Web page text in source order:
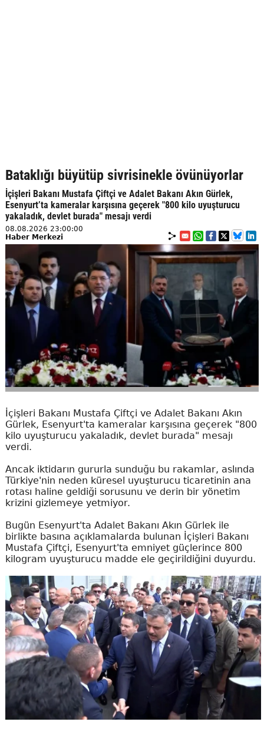
Bataklığı büyütüp sivrisinekle övünüyorlar
İçişleri Bakanı Mustafa Çiftçi ve Adalet Bakanı Akın Gürlek,
Esenyurt’ta kameralar karşısına geçerek "800 kilo uyuşturucu
yakaladık, devlet burada" mesajı verdi
08.08.2026 23:00:00
Haber Merkezi
İçişleri Bakanı Mustafa Çiftçi ve Adalet Bakanı Akın
Gürlek, Esenyurt'ta kameralar karşısına geçerek "800
kilo uyuşturucu yakaladık, devlet burada" mesajı
verdi.
Ancak iktidarın gururla sunduğu bu rakamlar, aslında
Türkiye'nin neden küresel uyuşturucu ticaretinin ana
rotası haline geldiği sorusunu ve derin bir yönetim
krizini gizlemeye yetmiyor.
Bugün Esenyurt'ta Adalet Bakanı Akın Gürlek ile
birlikte basına açıklamalarda bulunan İçişleri Bakanı
Mustafa Çiftçi, Esenyurt'ta emniyet güçlerince 800
kilogram uyuşturucu madde ele geçirildiğini duyurdu.